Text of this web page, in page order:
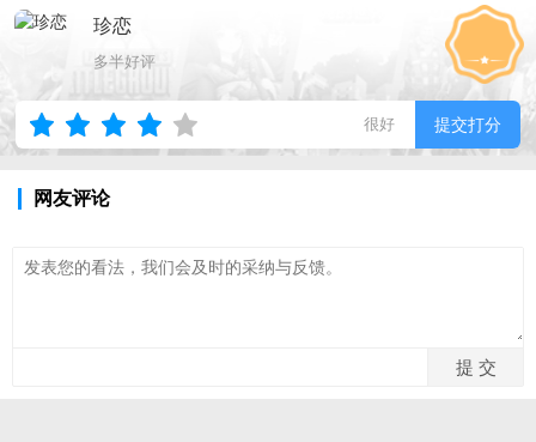
珍恋
多半好评
很好 提交打分
网友评论